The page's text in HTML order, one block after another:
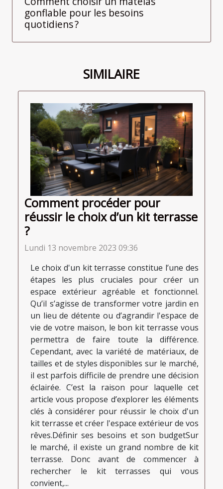
gonflable pour les besoins
quotidiens ?
SIMILAIRE
Comment procéder pour
réussir le choix d’un kit terrasse
?
Lundi 13 novembre 2023 09:36
Le choix d'un kit terrasse constitue l’une des
étapes les plus cruciales pour créer un
espace extérieur agréable et fonctionnel.
Qu’il s’agisse de transformer votre jardin en
un lieu de détente ou d’agrandir l'espace de
vie de votre maison, le bon kit terrasse vous
permettra de faire toute la différence.
Cependant, avec la variété de matériaux, de
tailles et de styles disponibles sur le marché,
il est parfois difficile de prendre une décision
éclairée. C’est la raison pour laquelle cet
article vous propose d’explorer les éléments
clés à considérer pour réussir le choix d'un
kit terrasse et créer l'espace extérieur de vos
rêves.Définir ses besoins et son budgetSur
le marché, il existe un grand nombre de kit
terrasse. Donc avant de commencer à
rechercher le kit terrasses qui vous
convient,...